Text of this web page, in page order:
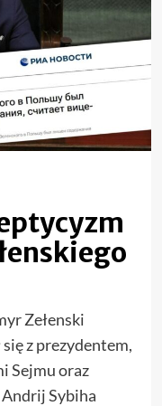
Zełenski
z prezydentem,
Sejmu oraz
Sybiha